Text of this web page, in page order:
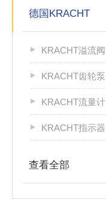
德国KRACHT
KRACHT溢流阀
KRACHT齿轮泵
KRACHT流量计
KRACHT指示器
查看全部